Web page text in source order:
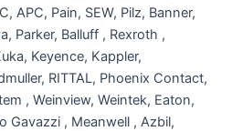
APC, Pain, SEW, Pilz, Banner,
Parker, Balluff , Rexroth ,
Keyence, Kappler,
RITTAL, Phoenix Contact,
, Weinview, Weintek, Eaton,
Gavazzi , Meanwell , Azbil,